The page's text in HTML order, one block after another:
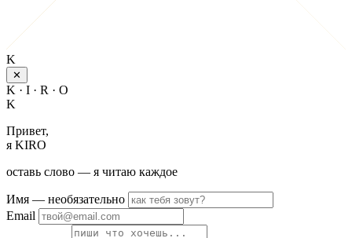
K
✕
K · I · R · O
K
Привет,
я KIRO
оставь слово — я читаю каждое
Имя — необязательно
Email